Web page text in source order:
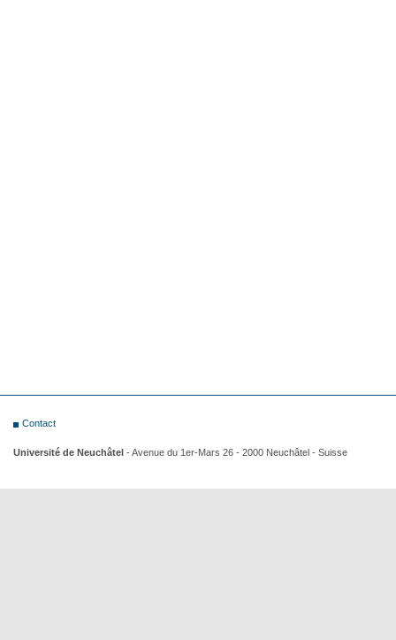
Contact
Université de Neuchâtel - Avenue du 1er-Mars 26 - 2000 Neuchâtel - Suisse